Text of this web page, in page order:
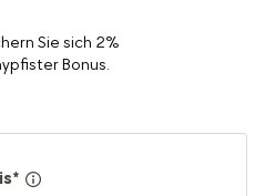
Sie sich 2%
Bonus.